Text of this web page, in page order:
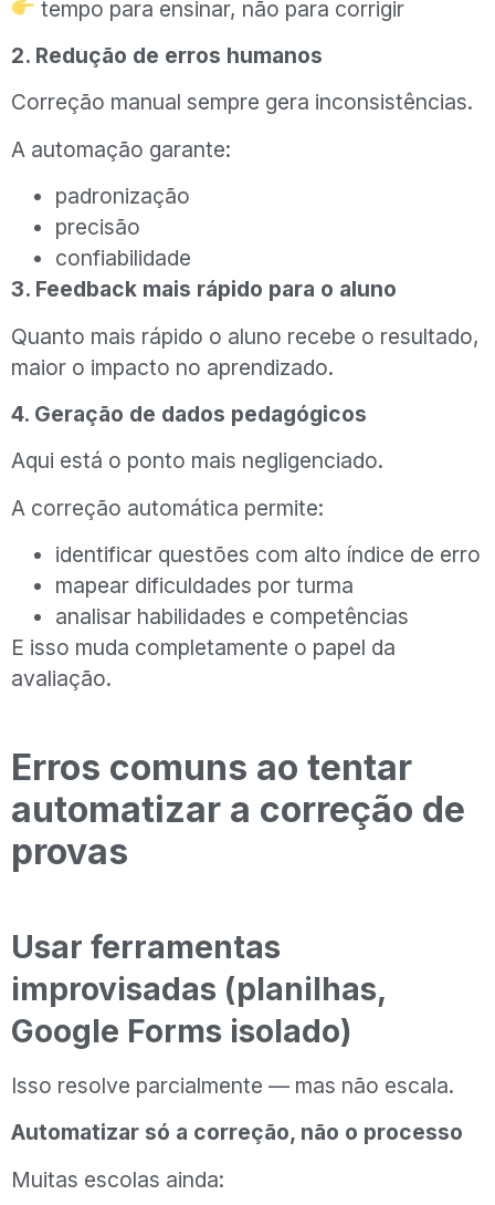
tempo para ensinar, não para corrigir
2. Redução de erros humanos
Correção manual sempre gera inconsistências.
A automação garante:
padronização
precisão
confiabilidade
3. Feedback mais rápido para o aluno
Quanto mais rápido o aluno recebe o resultado,
maior o impacto no aprendizado.
4. Geração de dados pedagógicos
Aqui está o ponto mais negligenciado.
A correção automática permite:
identificar questões com alto índice de erro
mapear dificuldades por turma
analisar habilidades e competências
E isso muda completamente o papel da
avaliação.
Erros comuns ao tentar
automatizar a correção de
provas
Usar ferramentas
improvisadas (planilhas,
Google Forms isolado)
Isso resolve parcialmente — mas não escala.
Automatizar só a correção, não o processo
Muitas escolas ainda: